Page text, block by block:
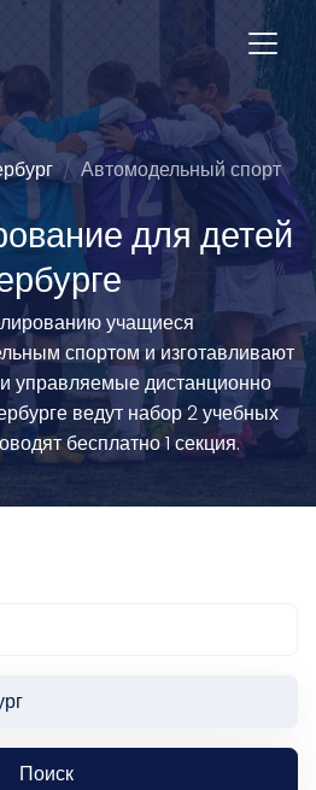
Автомодельный спорт
для детей
учащиеся
спортом и изготавливают
управляемые дистанционно
ведут набор 2 учебных
бесплатно 1 секция.
Поиск